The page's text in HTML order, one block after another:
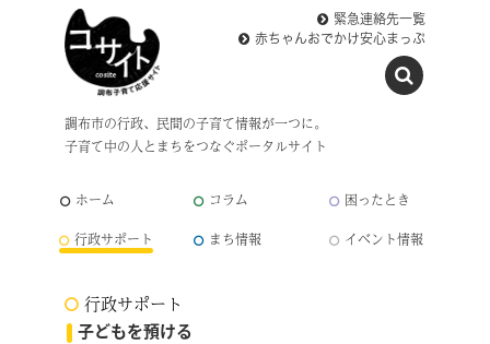
調布市の行政、民間の子育て情報が一つに。
子育て中の人とまちをつなぐポータルサイト
緊急連絡先一覧
赤ちゃんおでかけ安心まっぷ
ホーム コラム
困ったとき
行政サポート
まち情報 イベント情報
行政サポート
子どもを預ける